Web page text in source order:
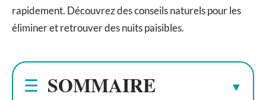
rapidement. Découvrez des conseils naturels pour les
éliminer et retrouver des nuits paisibles.
SOMMAIRE